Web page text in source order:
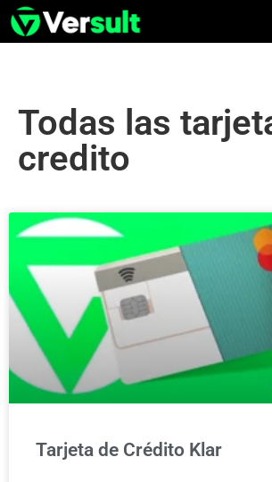
Todas las
credito
Tarjeta de Crédito Klar